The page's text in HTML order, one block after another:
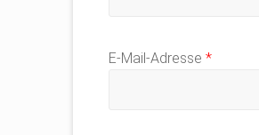
E-Mail-Adresse *